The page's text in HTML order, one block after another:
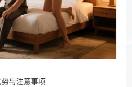
与注意事项​